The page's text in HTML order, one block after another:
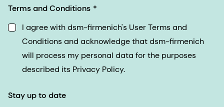
Terms and Conditions
I agree with dsm-firmenich's User Terms and
Conditions and acknowledge that dsm-firmenich
will process my personal data for the purposes
described its Privacy Policy.
Stay up to date